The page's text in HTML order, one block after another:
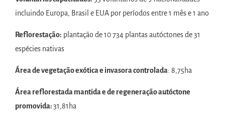
incluindo Europa, Brasil e EUA por períodos entre 1 mês e 1 ano
Reflorestação: plantação de 10 734 plantas autóctones de 31
espécies nativas
Área de vegetação exótica e invasora controlada: 8,75ha
Área reflorestada mantida e de regeneração autóctone
promovida:31,81ha